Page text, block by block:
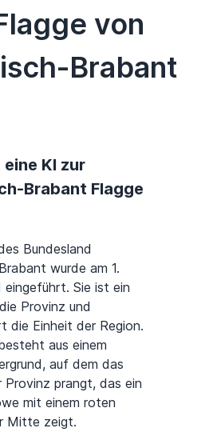
von
Brabant
KI zur
Brabant Flagge
Bundesland
wurde am 1.
eingeführt. Sie ist ein
Provinz und
die Einheit der Region.
aus einem
auf dem das
Provinz prangt, das ein
mit einem roten
Mitte zeigt.